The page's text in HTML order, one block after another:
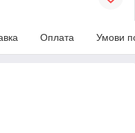
Оплата Умови